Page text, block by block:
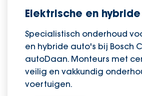
Elektrische en
Specialistisch onderhoud
en hybride auto's bij Bosch
autoDaan. Monteurs met
veilig en vakkundig
voertuigen.